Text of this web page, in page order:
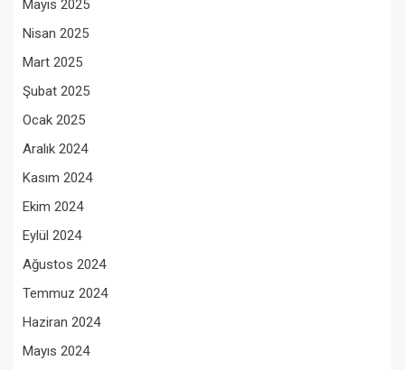
Mayıs 2025
Nisan 2025
Mart 2025
Şubat 2025
Ocak 2025
Aralık 2024
Kasım 2024
Ekim 2024
Eylül 2024
Ağustos 2024
Temmuz 2024
Haziran 2024
Mayıs 2024